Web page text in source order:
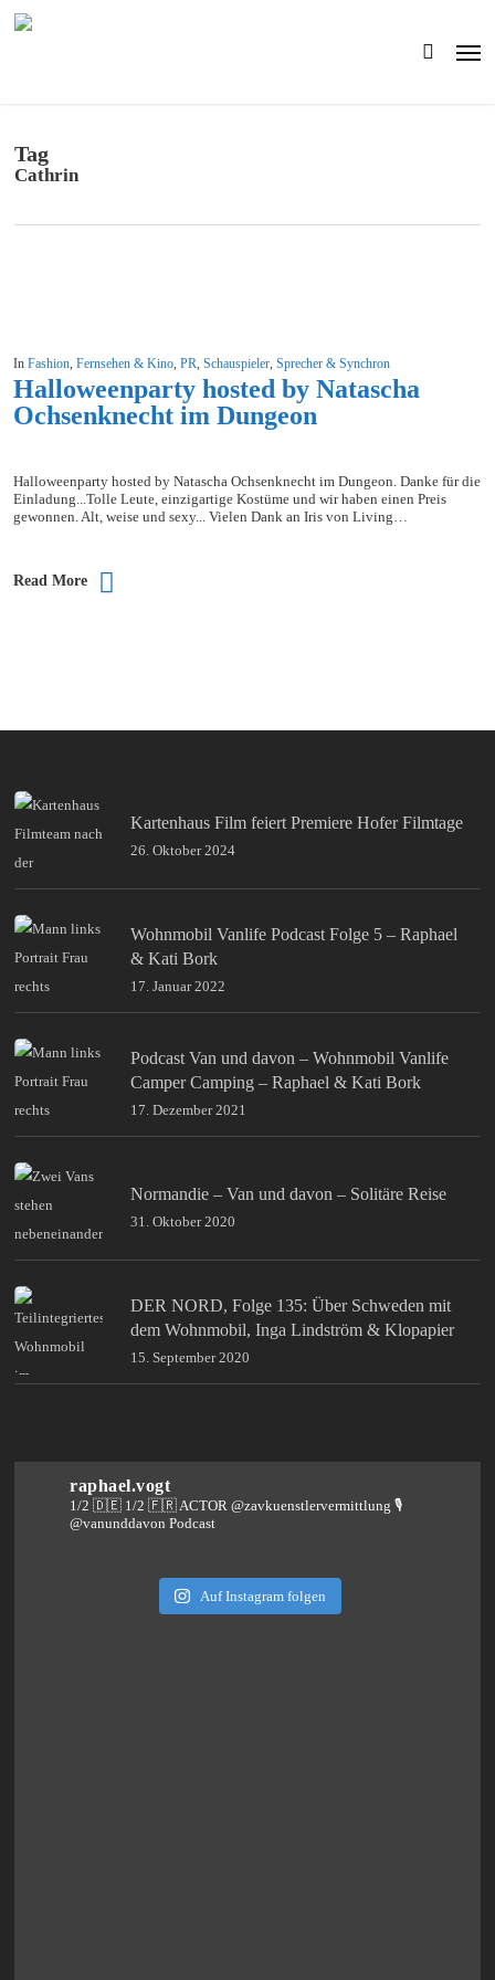
search
Tag
Cathrin
InFashion,Fernsehen & Kino,PR,Schauspieler,Sprecher & Synchron
Halloweenparty hosted by Natascha
Ochsenknecht im Dungeon
Halloweenparty hosted by Natascha Ochsenknecht im Dungeon. Danke für die
Einladung...Tolle Leute, einzigartige Kostüme und wir haben einen Preis
gewonnen. Alt, weise und sexy... Vielen Dank an Iris von Living…
Read More
Kartenhaus Film feiert Premiere Hofer Filmtage
26. Oktober 2024
Wohnmobil Vanlife Podcast Folge 5 – Raphael
& Kati Bork
17. Januar 2022
Podcast Van und davon – Wohnmobil Vanlife
Camper Camping – Raphael & Kati Bork
17. Dezember 2021
Normandie – Van und davon – Solitäre Reise
31. Oktober 2020
DER NORD, Folge 135: Über Schweden mit
dem Wohnmobil, Inga Lindström & Klopapier
15. September 2020
raphael.vogt
1/2 🇩🇪 1/2 🇫🇷 ACTOR @zavkuenstlervermittlung🎙️
@vanunddavon Podcast
Auf Instagram folgen